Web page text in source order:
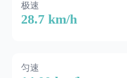
极速
28.7 km/h
匀速